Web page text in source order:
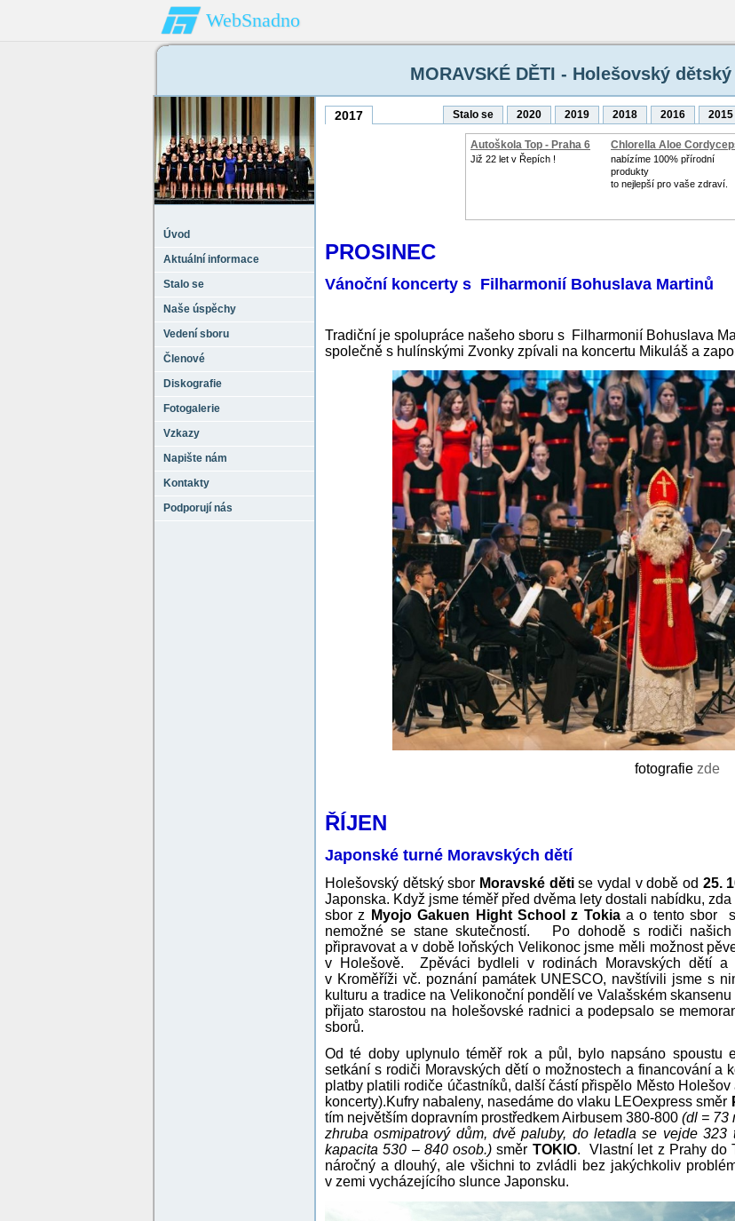
WebSnadno
MORAVSKÉ DĚTI - Holešovský
Úvod
Aktuální informace
Stalo se
Naše úspěchy
Vedení sboru
Členové
Diskografie
Fotogalerie
Vzkazy
Napište nám
Kontakty
Podporují nás
2017 2015
2016
2018
2019
2020
Stalo se
Autoškola Top - Praha 6
Již 22 let v Řepích !
Chlorella Aloe
nabízíme 100% přírodní
produkty
to nejlepší pro vaše zdraví.
PROSINEC
Vánoční koncerty s Filharmonií Bohuslava Martinů
Tradiční je spolupráce našeho sboru s Filharmonií Bohuslava
společně s hulínskými Zvonky zpívali na koncertu Mikuláš a
fotografie zde
ŘÍJEN
Japonské turné Moravských dětí
Holešovský dětský sbor Moravské dětise vydal v době od 25.
Japonska. Když jsme téměř před dvěma lety dostali nabídku,
sbor z
Myojo Gakuen Hight School z Tokiaa o tento sbor
nemožné se stane skutečností. Po dohodě s rodiči
připravovat a v době loňských Velikonoc jsme měli možnost
v Holešově. Zpěváci bydleli v rodinách Moravských dětí a
v Kroměříži vč. poznání památek UNESCO, navštívili jsme s
kulturu a tradice na Velikonoční pondělí ve Valašském
přijato starostou na holešovské radnici a podepsalo se
sborů.
Od té doby uplynulo téměř rok a půl, bylo napsáno spoustu
setkání s rodiči Moravských dětí o možnostech a financování a
platby platili rodiče účastníků, další částí přispělo Město
koncerty).Kufry nabaleny, nasedáme do vlaku LEOexpress směr
tím největším dopravním prostředkem Airbusem 380-800 (dl = 73
zhruba osmipatrový dům, dvě paluby, do letadla se vejde
kapacita 530 – 840 osob.)směr TOKIO. Vlastní let z Prahy do
náročný a dlouhý, ale všichni to zvládli bez jakýchkoliv
v zemi vycházejícího slunce Japonsku.